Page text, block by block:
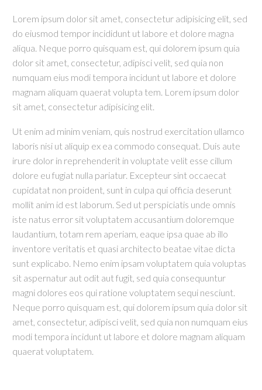
Lorem ipsum dolor sit amet, consectetur adipisicing elit, sed
do eiusmod tempor incididunt ut labore et dolore magna
aliqua. Neque porro quisquam est, qui dolorem ipsum quia
dolor sit amet, consectetur, adipisci velit, sed quia non
numquam eius modi tempora incidunt ut labore et dolore
magnam aliquam quaerat volupta tem. Lorem ipsum dolor
sit amet, consectetur adipisicing elit.
Ut enim ad minim veniam, quis nostrud exercitation ullamco
laboris nisi ut aliquip ex ea commodo consequat. Duis aute
irure dolor in reprehenderit in voluptate velit esse cillum
dolore eu fugiat nulla pariatur. Excepteur sint occaecat
cupidatat non proident, sunt in culpa qui officia deserunt
mollit anim id est laborum. Sed ut perspiciatis unde omnis
iste natus error sit voluptatem accusantium doloremque
laudantium, totam rem aperiam, eaque ipsa quae ab illo
inventore veritatis et quasi architecto beatae vitae dicta
sunt explicabo. Nemo enim ipsam voluptatem quia voluptas
sit aspernatur aut odit aut fugit, sed quia consequuntur
magni dolores eos qui ratione voluptatem sequi nesciunt.
Neque porro quisquam est, qui dolorem ipsum quia dolor sit
amet, consectetur, adipisci velit, sed quia non numquam eius
modi tempora incidunt ut labore et dolore magnam aliquam
quaerat voluptatem.